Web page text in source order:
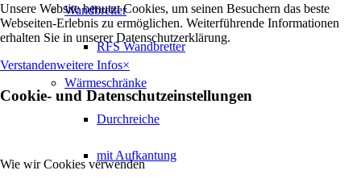
Wandbretter
RFS Wandbretter
Wärmeschränke
Durchreiche
mit Aufkantung
Unsere Website benutzt Cookies, um seinen Besuchern das beste
Webseiten-Erlebnis zu ermöglichen. Weiterführende Informationen
erhalten Sie in unserer Datenschutzerklärung.
Verstandenweitere Infos×
Cookie- und Datenschutzeinstellungen
Wie wir Cookies verwenden